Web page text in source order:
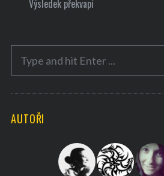
Výsledek překvapí
c
AUTOŘI